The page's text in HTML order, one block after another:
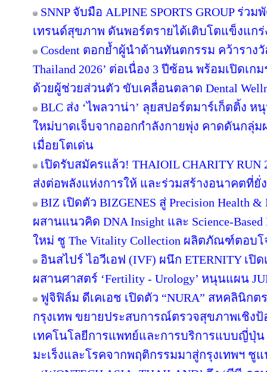
SNNP จับมือ ALPINE SPORTS GROUP ร่ว
เทรนด์สุขภาพ ดันพอร์ตรายได้เติบโตแข็งแกร่
Cosdent ตอกย้ำผู้นำด้านทันตกรรม คว้ารางวัล
Thailand 2026’ ต่อเนื่อง 3 ปีซ้อน พร้อมเปิดเก
ด้วยผู้ช่วยส่วนตัว ขับเคลื่อนตลาด Dental
BLC ส่ง ‘ไพลวาน่า’ ลุยสปอร์ตมาร์เก็ตติ้ง ห
ใหม่บาดเจ็บจากออกกำลังกายพุ่ง คาดดันกลุ่
เมื่อยโตเด่น
เปิดรับสมัครแล้ว! THAIOIL CHARITY
ส่งต่อพลังแห่งการให้ และร่วมสร้างอนาคตที่ยั่
BIZ เปิดตัว BIZGENES สู่ Precision Health
ผสานแนวคิด DNA Insight และ Science-
ใหม่ ชู The Vitality Collection ผลิตภัณฑ์ตอบ
อินสไปร์ ไอวีเอฟ (IVF) ผนึก ETERNITY เปิด
ผสานศาสตร์ ‘Fertility - Urology’ หนุนแผน
ฟูจิฟิล์ม ดีเคเอช เปิดตัว “NURA” สหคลินิก
กรุงเทพ ขยายประสบการณ์ตรวจสุขภาพเชิง
เทคโนโลยีการแพทย์และการบริการแบบญี่ปุ่
มะเร็งและโรคจากพฤติกรรมมาสู่กรุงเทพฯ ชู